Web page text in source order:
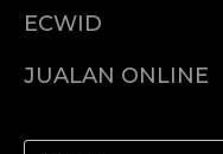
ECWID
Pusat Bantuan
JUALAN ONLINE
Jualan di Facebook